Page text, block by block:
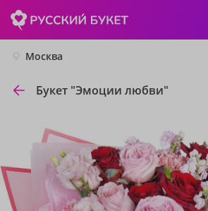
Москва
Букет "Эмоции любви"